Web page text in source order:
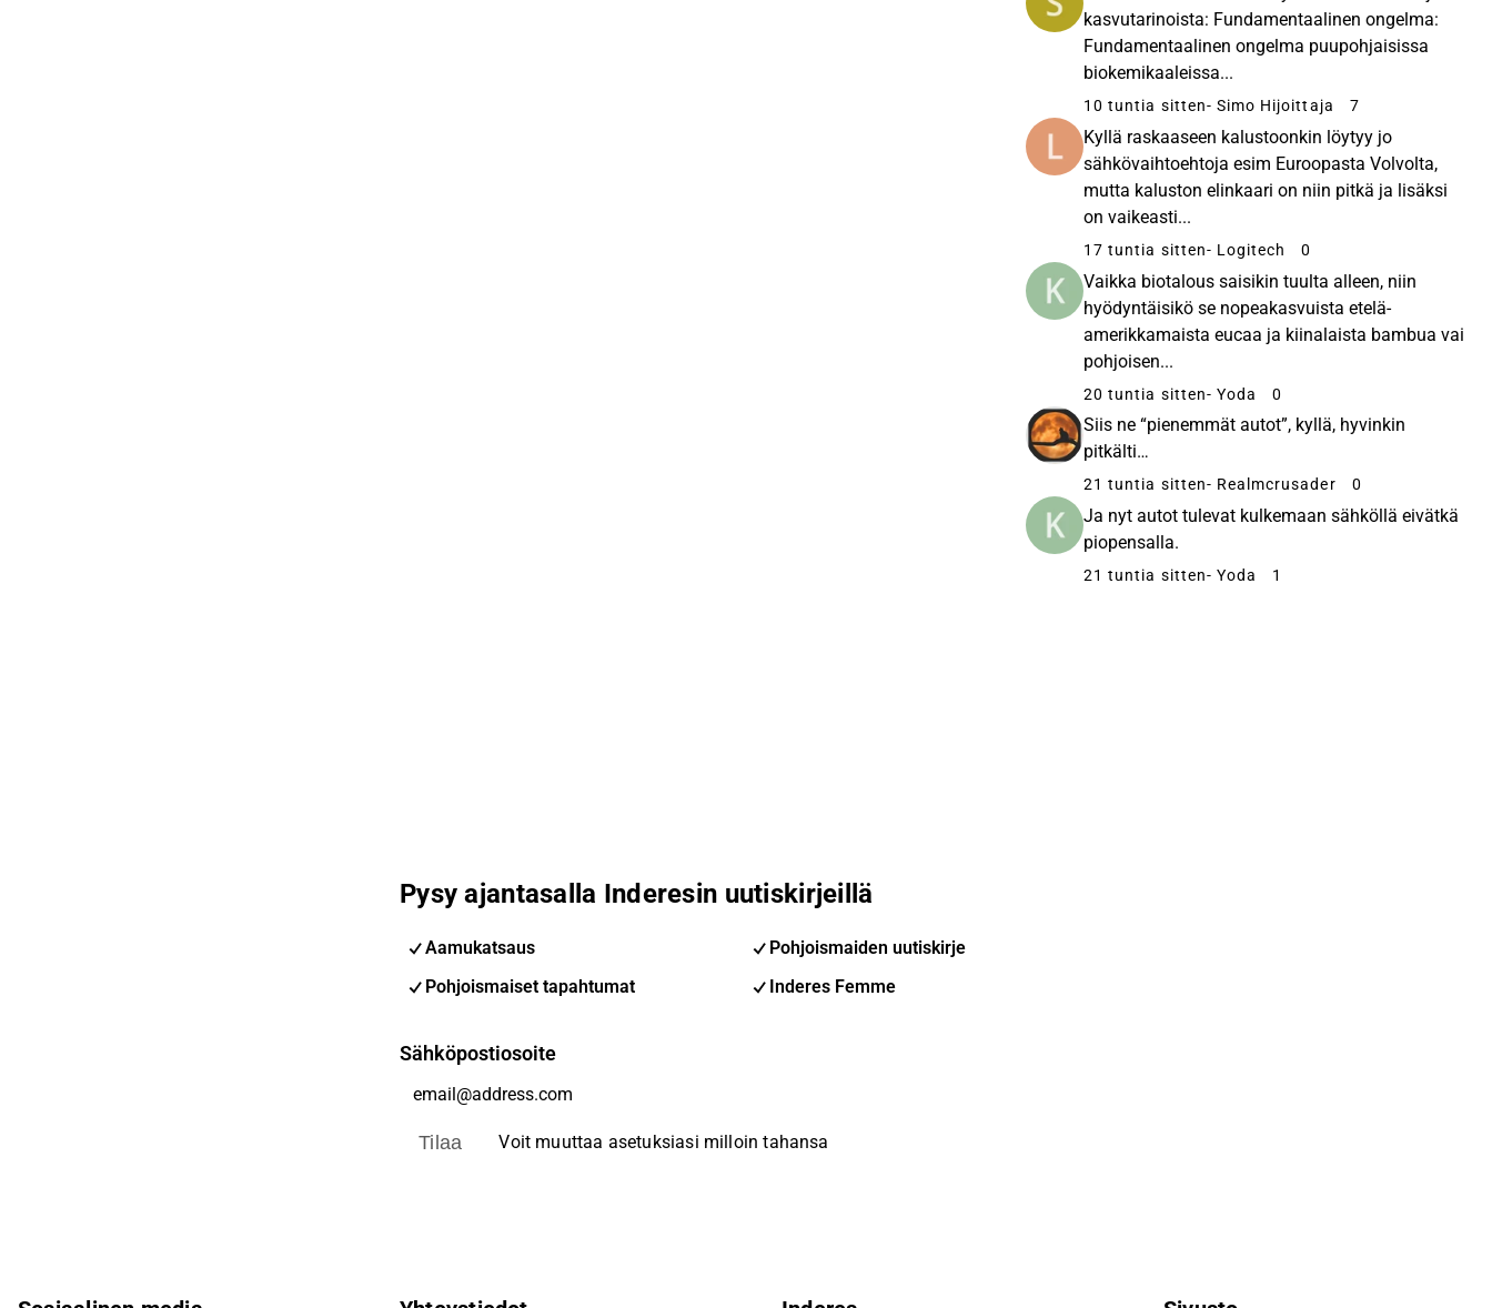
kasvutarinoista: Fundamentaalinen ongelma:
Fundamentaalinen ongelma puupohjaisissa
biokemikaaleissa...
10 tuntia sitten- Simo Hijoittaja 7
Kyllä raskaaseen kalustoonkin löytyy jo
sähkövaihtoehtoja esim Euroopasta Volvolta,
mutta kaluston elinkaari on niin pitkä ja lisäksi
on vaikeasti...
17 tuntia sitten- Logitech 0
Vaikka biotalous saisikin tuulta alleen, niin
hyödyntäisikö se nopeakasvuista etelä-
amerikkamaista eucaa ja kiinalaista bambua vai
pohjoisen...
20 tuntia sitten- Yoda 0
Siis ne “pienemmät autot”, kyllä, hyvinkin
pitkälti…
21 tuntia sitten- Realmcrusader 0
Ja nyt autot tulevat kulkemaan sähköllä eivätkä
piopensalla.
21 tuntia sitten- Yoda 1
Pysy ajantasalla Inderesin uutiskirjeillä
Aamukatsaus
Pohjoismaiden uutiskirje
Pohjoismaiset tapahtumat
Inderes Femme
Sähköpostiosoite
Tilaa Voit muuttaa asetuksiasi milloin tahansa